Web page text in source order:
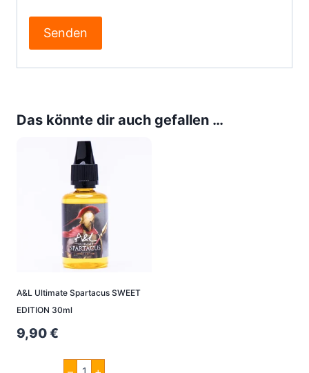
Das könnte dir auch gefallen …
A&L Ultimate Spartacus SWEET
EDITION 30ml
9,90€
A&L